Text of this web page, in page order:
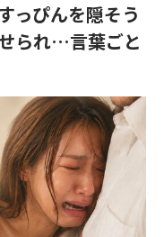
っぴんを隠そう
られ…言葉ごと